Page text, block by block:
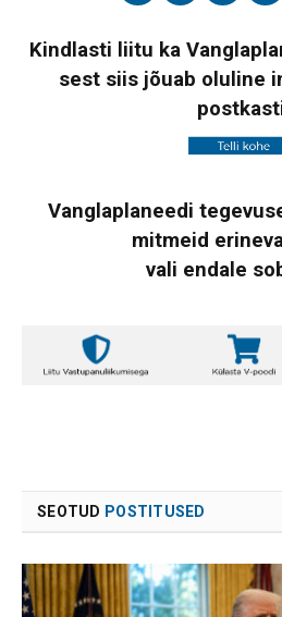
Kindlasti liitu ka
sest siis jõuab oluline
Vanglaplaneedi
mitmeid
vali endale
SEOTUD POSTITUSED